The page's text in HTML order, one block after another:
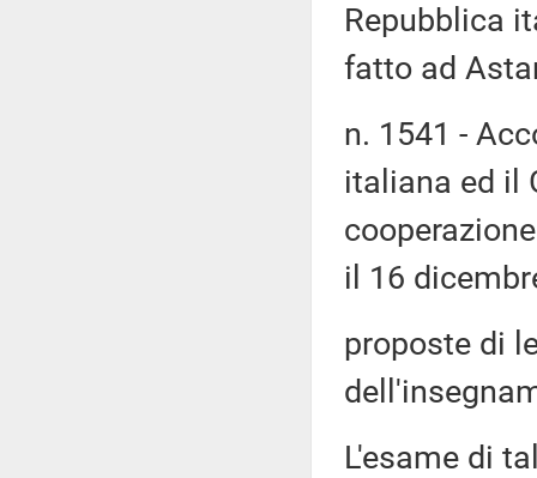
Repubblica
fatto ad
n. 1541 -
italiana ed il
il 16
proposte di
L'esame di